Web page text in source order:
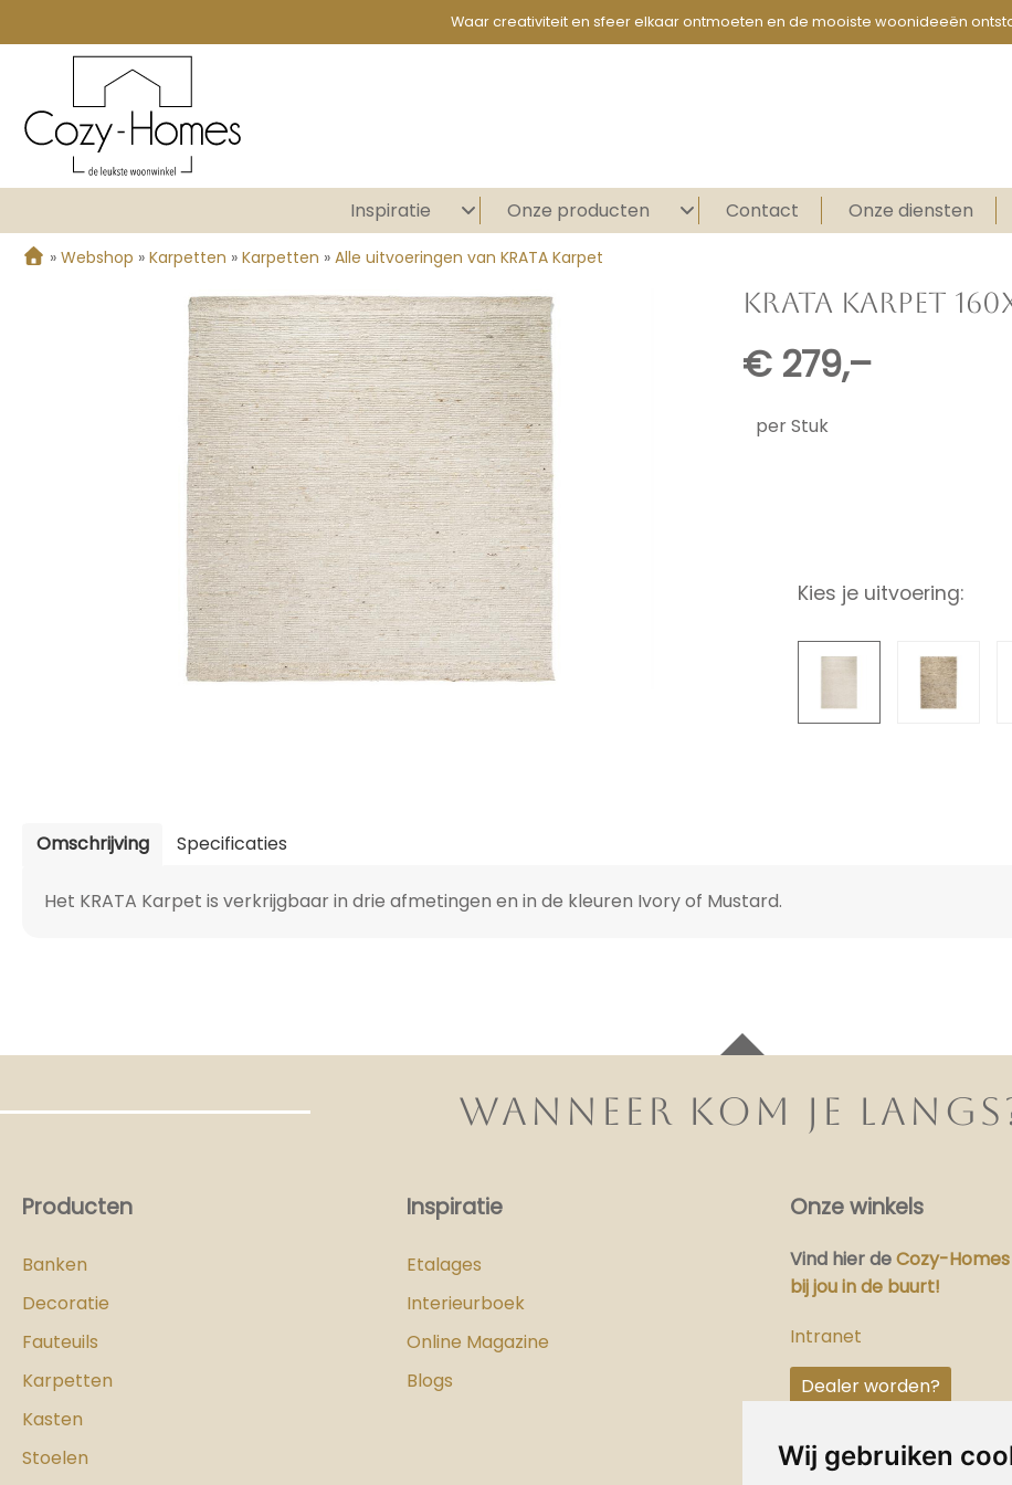
Wij gebruiken
Waar creativiteit en sfeer elkaar ontmoeten en de mooiste woonideeën
Inspiratie Onze producten Contact Onze diensten
» Webshop » Karpetten » Karpetten » Alle uitvoeringen van KRATA Karpet
KRATA KARPET
€ 279,–
per Stuk
Kies je uitvoering:
Omschrijving Specificaties
Het KRATA Karpet is verkrijgbaar in drie afmetingen en in de kleuren Ivory of Mustard.
WANNEER KOM JE
Producten
Banken
Decoratie
Fauteuils
Karpetten
Kasten
Stoelen
Inspiratie
Etalages
Interieurboek
Online Magazine
Blogs
Onze winkels
Vind hierdeCozy-
bij jou in de buurt!
Intranet
Dealer worden?